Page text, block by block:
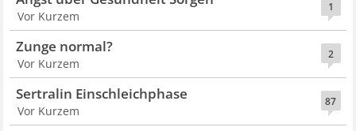
1
Vor Kurzem
2
Zunge normal?
Vor Kurzem
87
Sertralin Einschleichphase
Vor Kurzem